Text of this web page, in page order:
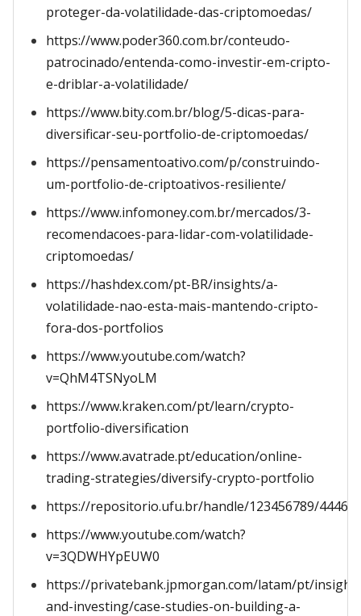
proteger-da-volatilidade-das-criptomoedas/
https://www.poder360.com.br/conteudo-
patrocinado/entenda-como-investir-em-cripto-
e-driblar-a-volatilidade/
https://www.bity.com.br/blog/5-dicas-para-
diversificar-seu-portfolio-de-criptomoedas/
https://pensamentoativo.com/p/construindo-
um-portfolio-de-criptoativos-resiliente/
https://www.infomoney.com.br/mercados/3-
recomendacoes-para-lidar-com-volatilidade-
criptomoedas/
https://hashdex.com/pt-BR/insights/a-
volatilidade-nao-esta-mais-mantendo-cripto-
fora-dos-portfolios
https://www.youtube.com/watch?
v=QhM4TSNyoLM
https://www.kraken.com/pt/learn/crypto-
portfolio-diversification
https://www.avatrade.pt/education/online-
trading-strategies/diversify-crypto-portfolio
https://repositorio.ufu.br/handle/123456789/44468
https://www.youtube.com/watch?
v=3QDWHYpEUW0
https://privatebank.jpmorgan.com/latam/pt/
and-investing/case-studies-on-building-a-